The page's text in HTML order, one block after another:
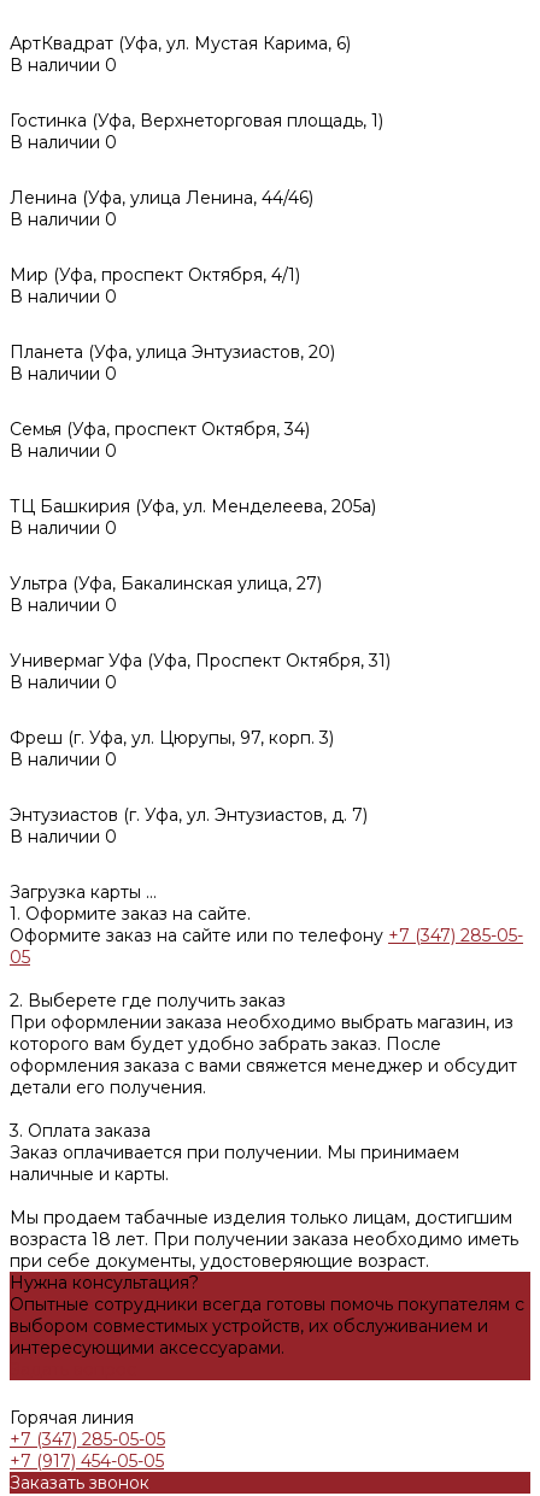
АртКвадрат (Уфа, ул. Мустая Карима, 6)
В наличии 0
Гостинка (Уфа, Верхнеторговая площадь, 1)
В наличии 0
Ленина (Уфа, улица Ленина, 44/46)
В наличии 0
Мир (Уфа, проспект Октября, 4/1)
В наличии 0
Планета (Уфа, улица Энтузиастов, 20)
В наличии 0
Семья (Уфа, проспект Октября, 34)
В наличии 0
ТЦ Башкирия (Уфа, ул. Менделеева, 205а)
В наличии 0
Ультра (Уфа, Бакалинская улица, 27)
В наличии 0
Универмаг Уфа (Уфа, Проспект Октября, 31)
В наличии 0
Фреш (г‌. Уфа, ул. Цюрупы, 97, корп. 3)
В наличии 0
Энтузиастов (г. Уфа, ул. Энтузиастов, д. 7)
В наличии 0
Загрузка карты ...
1. Оформите заказ на сайте.
Оформите заказ на сайте или по телефону +7 (347) 285-05-
05
2. Выберете где получить заказ
При оформлении заказа необходимо выбрать магазин, из
которого вам будет удобно забрать заказ. После
оформления заказа с вами свяжется менеджер и обсудит
детали его получения.
3. Оплата заказа
Заказ оплачивается при получении. Мы принимаем
наличные и карты.
Мы продаем табачные изделия только лицам, достигшим
возраста 18 лет. При получении заказа необходимо иметь
при себе документы, удостоверяющие возраст.
Нужна консультация?
Опытные сотрудники всегда готовы помочь покупателям с
выбором совместимых устройств, их обслуживанием и
интересующими аксессуарами.
Горячая линия
+7 (347) 285-05-05
+7 (917) 454-05-05
Заказать звонок